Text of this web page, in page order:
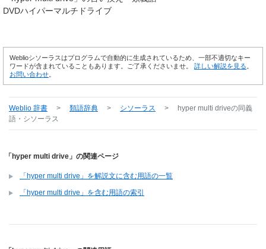
DVDハイパーマルチドライブ
Weblioシソーラスはプログラムで自動的に生成されているため、一部不適切なキー
ワードが含まれていることもあります。ご了承くださいませ。 詳しい解説を見る
お問い合わせ
Weblio 辞書 > 類語辞典 > シソーラス > hyper multi driveの同義
語・シソーラス
「hyper multi drive」の関連ページ
「hyper multi drive」を解説文に含む用語の一覧
「hyper multi drive」を含む用語の索引